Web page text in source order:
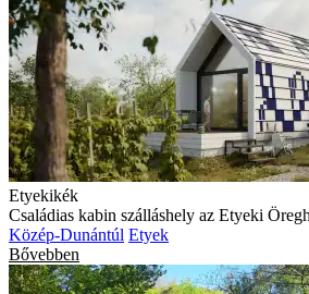
Etyekikék
Családias kabin szálláshely az Etyeki
Közép-Dunántúl Etyek
Bővebben